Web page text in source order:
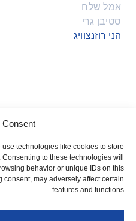
Consent
technologies like cookies to store
to these technologies will
behavior or unique IDs on this
may adversely affect certain
features and functions.
קניין רוחני
אמל שלח
סטיבן גרי
הני רוזנצוויג